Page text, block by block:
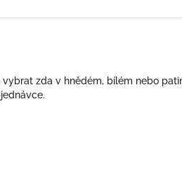
zda v hnědém, bílém nebo